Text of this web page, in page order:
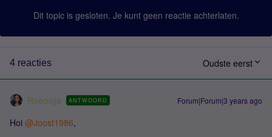
Dit topic is gesloten. Je kunt geen reactie achterlaten.
4 reacties Oudste eerst
Roeqajja ANTWOORD Forum|Forum|3 years ago
Hoi @Joost1986,